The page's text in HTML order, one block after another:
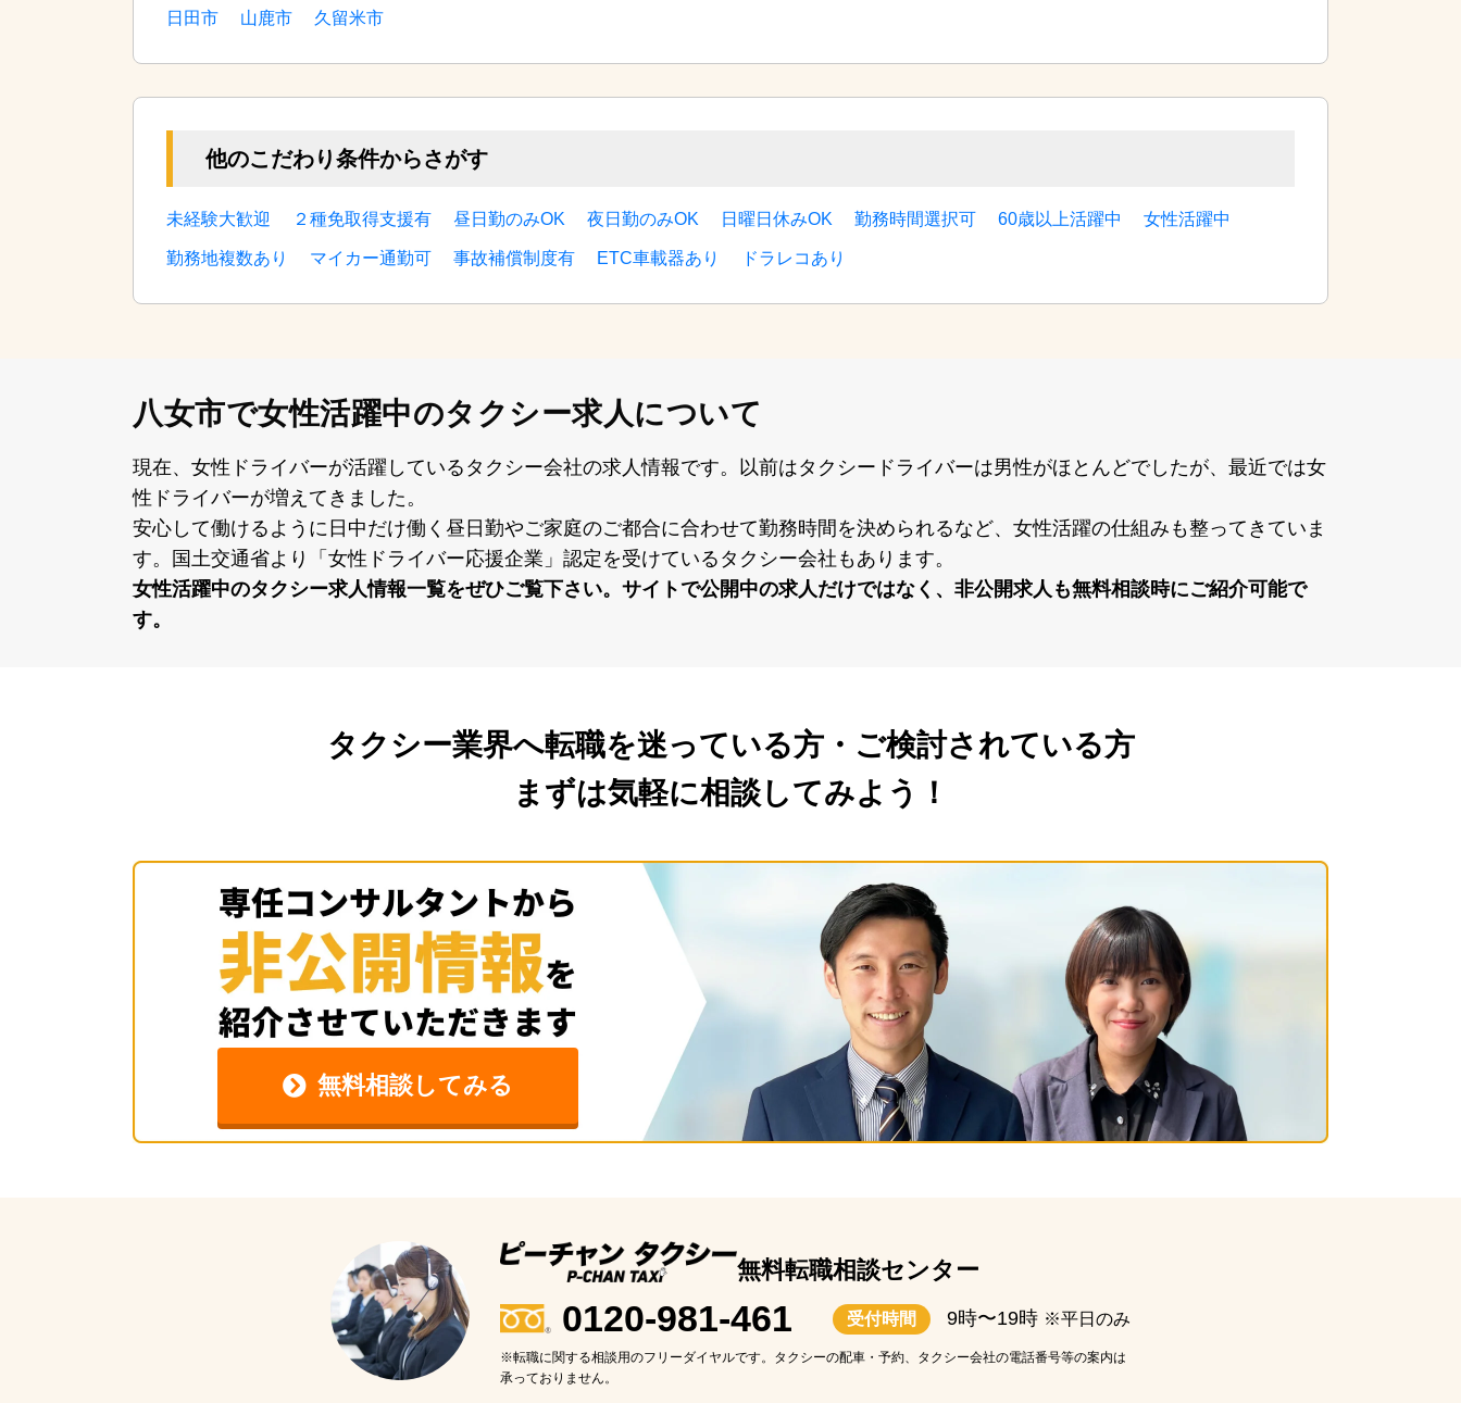
日田市 山鹿市 久留米市
他のこだわり条件からさがす
未経験大歓迎 ２種免取得支援有 昼日勤のみOK 夜日勤のみOK 日曜日休みOK 勤務時間選択可 60歳以上活躍中 女性活躍中
勤務地複数あり マイカー通勤可 事故補償制度有 ETC車載器あり ドラレコあり
八女市で女性活躍中のタクシー求人について
現在、⼥性ドライバーが活躍しているタクシー会社の求⼈情報です。以前はタクシードライバーは男性がほとんどでしたが、最近では⼥
性ドライバーが増えてきました。
安⼼して働けるように⽇中だけ働く昼⽇勤やご家庭のご都合に合わせて勤務時間を決められるなど、⼥性活躍の仕組みも整ってきていま
す。国⼟交通省より「⼥性ドライバー応援企業」認定を受けているタクシー会社もあります。
⼥性活躍中のタクシー求⼈情報⼀覧をぜひご覧下さい。サイトで公開中の求⼈だけではなく、⾮公開求⼈も無料相談時にご紹介可能で
す。
タクシー業界へ転職を迷っている方・ご検討されている方
まずは気軽に相談してみよう！
無料相談してみる
無料転職相談センター
0120-981-461 受付時間 9時〜19時 ※平日のみ
※転職に関する相談用のフリーダイヤルです。タクシーの配車・予約、タクシー会社の電話番号等の案内は
承っておりません。